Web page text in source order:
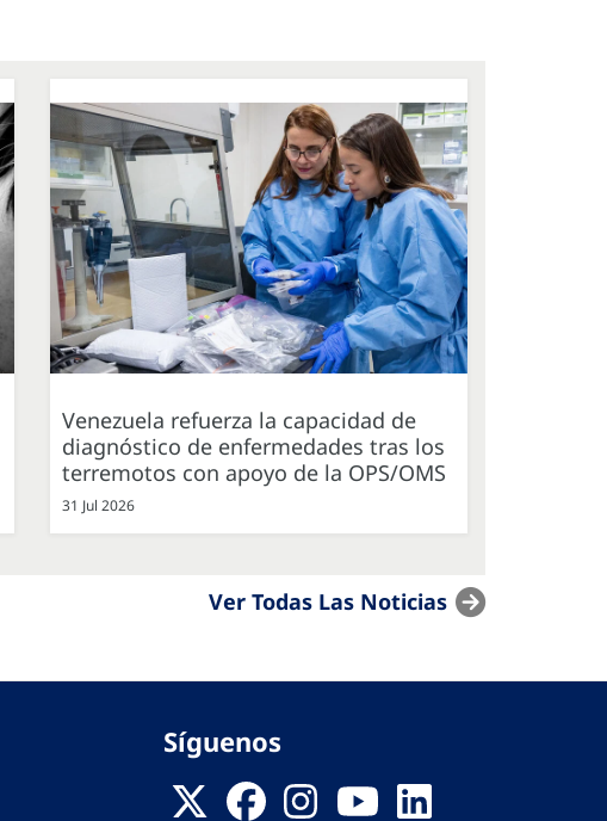
Venezuela refuerza la capacidad de
diagnóstico de enfermedades tras los
terremotos con apoyo de la OPS/OMS
31 Jul 2026
Ver Todas Las Noticias
Síguenos